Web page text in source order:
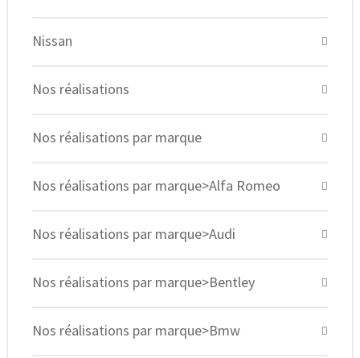
Nissan
Nos réalisations
Nos réalisations par marque
Nos réalisations par marque>Alfa Romeo
Nos réalisations par marque>Audi
Nos réalisations par marque>Bentley
Nos réalisations par marque>Bmw